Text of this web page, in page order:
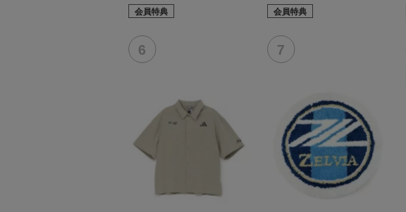
会員特典 会員特典